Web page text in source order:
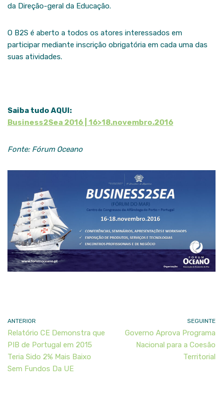
da Direção-geral da Educação.
O B2S é aberto a todos os atores interessados em
participar mediante inscrição obrigatória em cada uma das
suas atividades.
Saiba tudo AQUI:
Business2Sea 2016 | 16>18.novembro.2016
Fonte: Fórum Oceano
ANTERIOR
Relatório CE Demonstra que
PIB de Portugal em 2015
Teria Sido 2% Mais Baixo
Sem Fundos Da UE
SEGUINTE
Governo Aprova Programa
Nacional para a Coesão
Territorial